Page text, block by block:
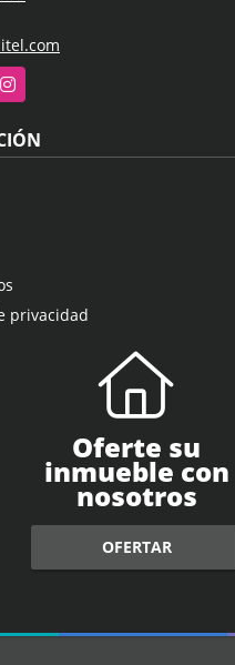
Instagram
privacidad
Oferte su
inmueble con
nosotros
OFERTAR